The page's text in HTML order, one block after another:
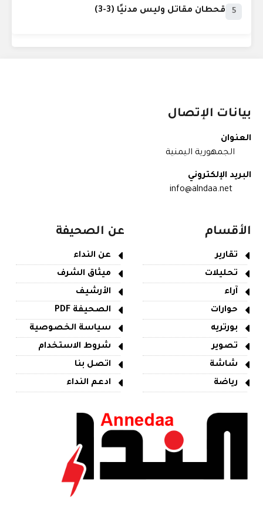
5 قحطان مقاتل وليس مدنيًا (3-3)
بيانات الإتصال
العنوان
الجمهورية اليمنية
البريد الإلكتروني
info@alndaa.net
الأقسام
تقارير
تحليلات
آراء
حوارات
بورتريه
تصوير
شاشة
رياضة
عن الصحيفة
عن النداء
ميثاق الشرف
الأرشيف
الصحيفة PDF
سياسة الخصوصية
شروط الاستخدام
اتصل بنا
ادعم النداء